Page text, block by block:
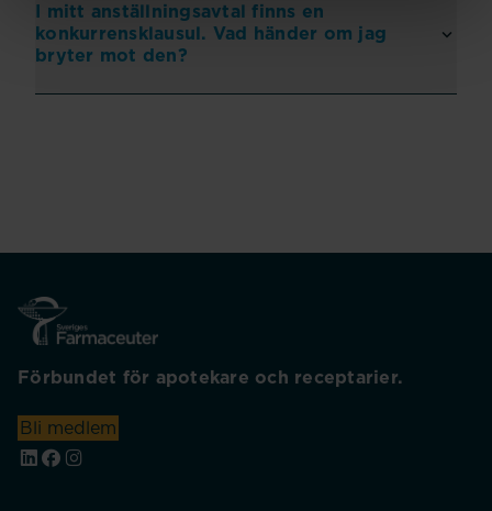
I mitt anställningsavtal finns en
konkurrensklausul. Vad händer om jag
bryter mot den?
Förbundet för apotekare och receptarier.
Bli medlem